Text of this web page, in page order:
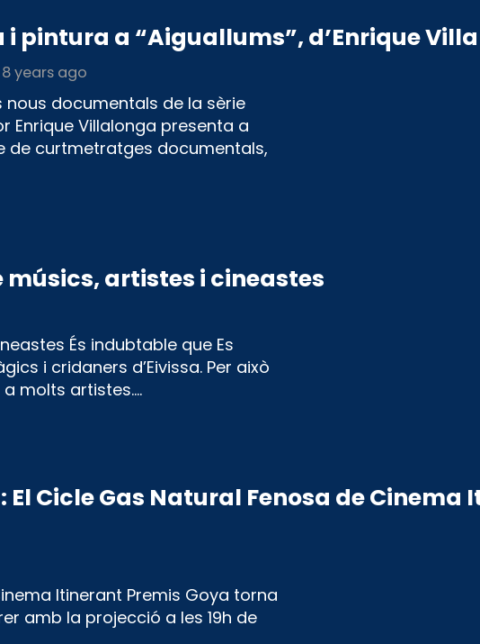
pintura a “Aiguallums”, d’Enrique
8 years ago
nous documentals de la sèrie
Enrique Villalonga presenta a
de curtmetratges documentals,
músics, artistes i cineastes
És indubtable que Es
i cridaners d’Eivissa. Per això
molts artistes.…
Cicle Gas Natural Fenosa de
Itinerant Premis Goya torna
amb la projecció a les 19h de